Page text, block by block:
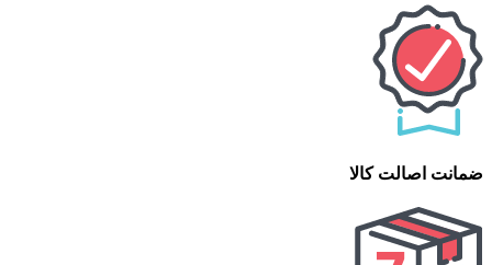
ضمانت اصالت کالا